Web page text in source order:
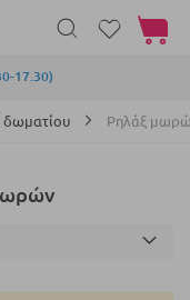
17.30)
Το
δωματίου Ρηλάξ